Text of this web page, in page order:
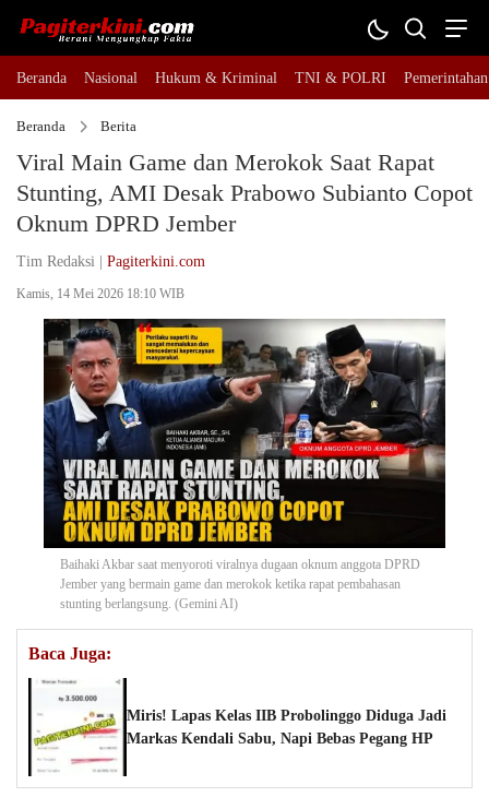
Beranda Nasional Hukum & Kriminal TNI & POLRI Pemerintahan
Beranda Berita
Viral Main Game dan Merokok Saat Rapat
Stunting, AMI Desak Prabowo Subianto Copot
Oknum DPRD Jember
Tim Redaksi | Pagiterkini.com
Kamis, 14 Mei 2026 18:10 WIB
Baihaki Akbar saat menyoroti viralnya dugaan oknum anggota DPRD
Jember yang bermain game dan merokok ketika rapat pembahasan
stunting berlangsung. (Gemini AI)
Baca Juga:
Miris! Lapas Kelas IIB Probolinggo Diduga Jadi
Markas Kendali Sabu, Napi Bebas Pegang HP